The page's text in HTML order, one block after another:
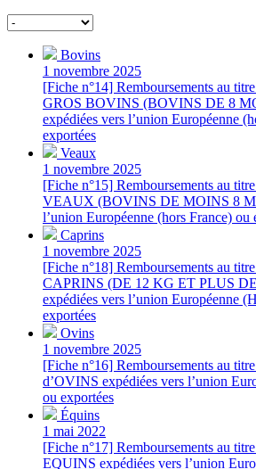
Bovins
1 novembre 2025
[Fiche n°14] Remboursements au
GROS BOVINS (BOVINS DE 8
expédiées vers l’union Européenne
exportées
Veaux
1 novembre 2025
[Fiche n°15] Remboursements au
VEAUX (BOVINS DE MOINS 8
l’union Européenne (hors France) ou
Caprins
1 novembre 2025
[Fiche n°18] Remboursements au
CAPRINS (DE 12 KG ET PLUS
expédiées vers l’union Européenne
exportées
Ovins
1 novembre 2025
[Fiche n°16] Remboursements au
d’OVINS expédiées vers l’union
ou exportées
Équins
1 mai 2022
[Fiche n°17] Remboursements au
EQUINS expédiées vers l’union